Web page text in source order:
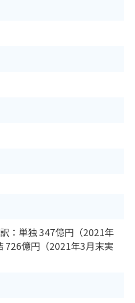
訳：単独 347億円（2021年
726億円（2021年3月末実